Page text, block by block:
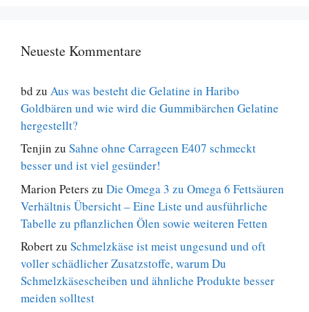
Neueste Kommentare
bd zu Aus was besteht die Gelatine in Haribo
Goldbären und wie wird die Gummibärchen Gelatine
hergestellt?
Tenjin zu Sahne ohne Carrageen E407 schmeckt
besser und ist viel gesünder!
Marion Peters zu Die Omega 3 zu Omega 6 Fettsäuren
Verhältnis Übersicht – Eine Liste und ausführliche
Tabelle zu pflanzlichen Ölen sowie weiteren Fetten
Robertzu Schmelzkäse ist meist ungesund und oft
voller schädlicher Zusatzstoffe, warum Du
Schmelzkäsescheiben und ähnliche Produkte besser
meiden solltest